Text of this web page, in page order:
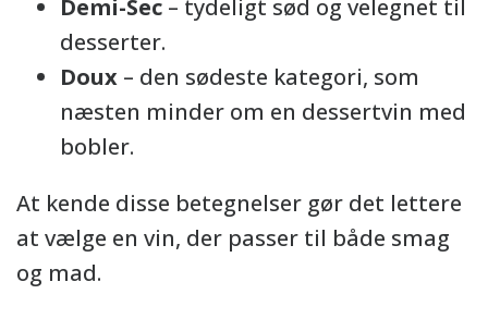
Demi-Sec – tydeligt sød og velegnet til
desserter.
Doux – den sødeste kategori, som
næsten minder om en dessertvin med
bobler.
At kende disse betegnelser gør det lettere
at vælge en vin, der passer til både smag
og mad.